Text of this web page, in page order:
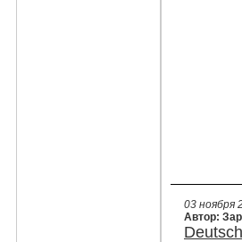
03 ноября
Автор: